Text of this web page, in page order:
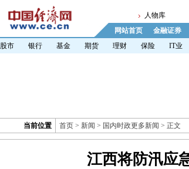
人物库
网站首页
金融证券
股市
银行 基金 期货 理财 保险 IT业
当前位置 首页 > 新闻 > 国内时政更多新闻 > 正文
江西将防汛应